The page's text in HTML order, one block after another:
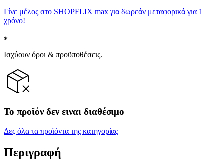
Γίνε μέλος στο SHOPFLIX max για δωρεάν μεταφορικά για 1
χρόνο!
Ισχύουν όροι & προϋποθέσεις.
Το προϊόν δεν ειναι διαθέσιμο
Δες όλα τα προϊόντα της κατηγορίας
Περιγραφή